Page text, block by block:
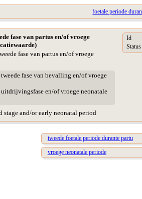
foetale periode
fase van partus en/of vroege
fase van partus en/of vroege
fase van bevalling en/of vroege
en/of vroege neonatale
stage and/or early neonatal period
Id
Status
tweede foetale periode durante partu
vroege neonatale periode